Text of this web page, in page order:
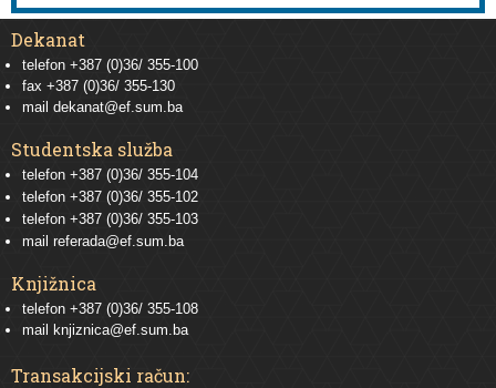
Dekanat
telefon +387 (0)36/ 355-100
fax +387 (0)36/ 355-130
mail dekanat@ef.sum.ba
Studentska služba
telefon +387 (0)36/ 355-104
telefon +387 (0)36/ 355-102
telefon +387 (0)36/ 355-103
mail referada@ef.sum.ba
Knjižnica
telefon +387 (0)36/ 355-108
mail
knjiznica@ef.sum.ba
Transakcijski račun: